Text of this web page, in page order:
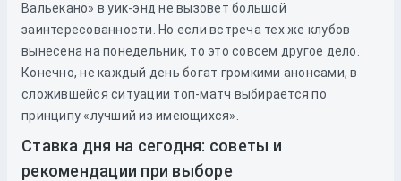
Вальекано» в уик-энд не вызовет большой
заинтересованности. Но если встреча тех же клубов
вынесена на понедельник, то это совсем другое дело.
Конечно, не каждый день богат громкими анонсами, в
сложившейся ситуации топ-матч выбирается по
принципу «лучший из имеющихся».
Ставка дня на сегодня: советы и
рекомендации при выборе